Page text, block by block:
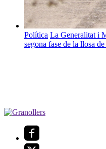
Política La Generalitat i
segona fase de la llosa